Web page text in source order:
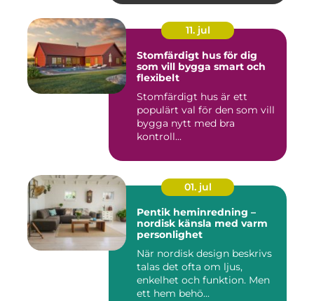
11. jul
Stomfärdigt hus för dig
som vill bygga smart och
flexibelt
Stomfärdigt hus är ett
populärt val för den som vill
bygga nytt med bra
kontroll...
01. jul
Pentik heminredning –
nordisk känsla med varm
personlighet
När nordisk design beskrivs
talas det ofta om ljus,
enkelhet och funktion. Men
ett hem behö...